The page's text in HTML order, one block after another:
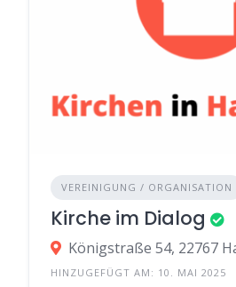
VEREINIGUNG / ORGANISATION
Kirche im Dialog
Königstraße 54, 22767
HINZUGEFÜGT AM: 10. MAI 2025